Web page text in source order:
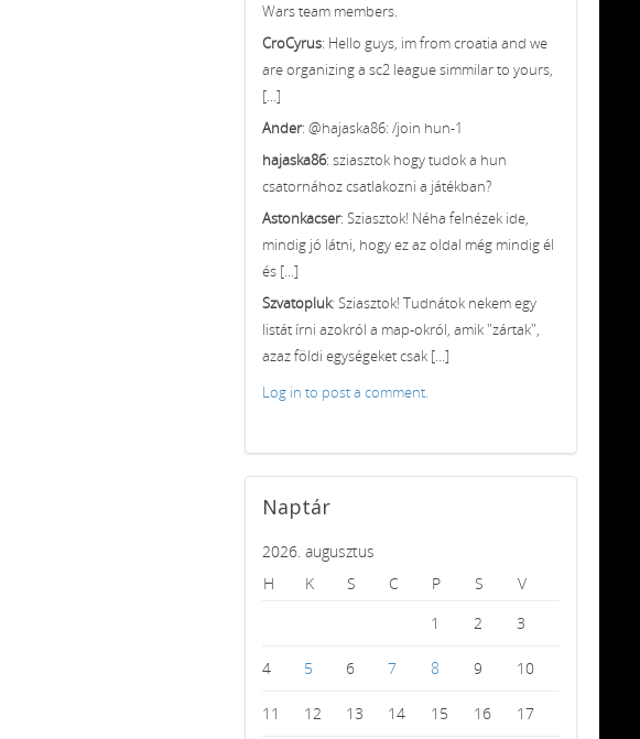
Wars team members.
CroCyrus: Hello guys, im from croatia and we
are organizing a sc2 league simmilar to yours,
[...]
Ander: @hajaska86: /join hun-1
hajaska86: sziasztok hogy tudok a hun
csatornához csatlakozni a játékban?
Astonkacser: Sziasztok! Néha felnézek ide,
mindig jó látni, hogy ez az oldal még mindig él
és [...]
Szvatopluk: Sziasztok! Tudnátok nekem egy
listát írni azokról a map-okról, amik "zártak",
azaz földi egységeket csak [...]
Log in to post a comment.
Naptár
2026. augusztus
H
K S C P S
V
1
2 3
4 5 6 7 8 9 10
11 12 13 14 15 16 17